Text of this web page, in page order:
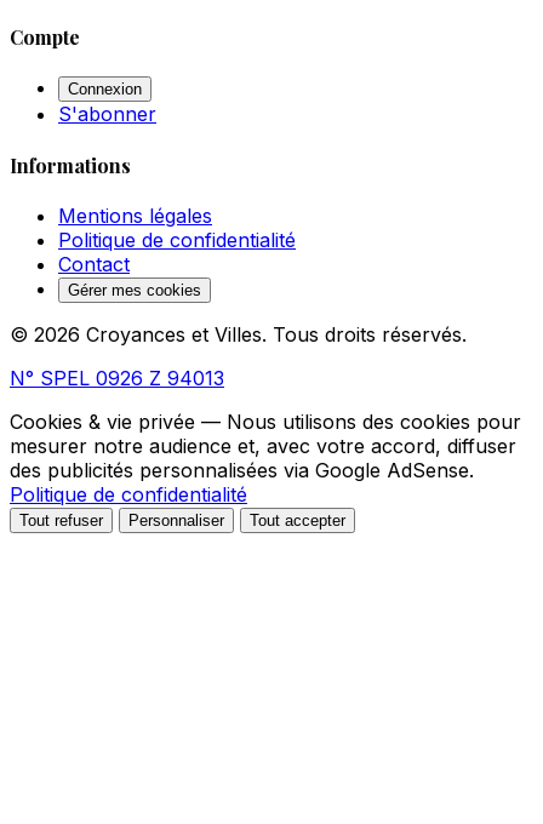
Compte
Connexion
S'abonner
Informations
Mentions légales
Politique de confidentialité
Contact
Gérer mes cookies
© 2026 Croyances et Villes. Tous droits réservés.
N° SPEL 0926 Z 94013
Cookies & vie privée — Nous utilisons des cookies pour
mesurer notre audience et, avec votre accord, diffuser
des publicités personnalisées via Google AdSense.
Politique de confidentialité
Tout refuser Personnaliser Tout accepter